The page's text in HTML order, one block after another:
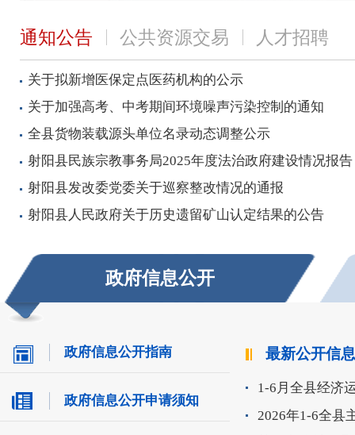
通知公告 公共资源交易 人才招聘
关于拟新增医保定点医药机构的公示
关于加强高考、中考期间环境噪声污染控制的通知
全县货物装载源头单位名录动态调整公示
射阳县民族宗教事务局2025年度法治政府建设情况报告
射阳县发改委党委关于巡察整改情况的通报
射阳县人民政府关于历史遗留矿山认定结果的公告
政府信息公开
政府信息公开指南
政府信息公开申请须知
最新公开信息
1-6月全县经济
2026年1-6全县